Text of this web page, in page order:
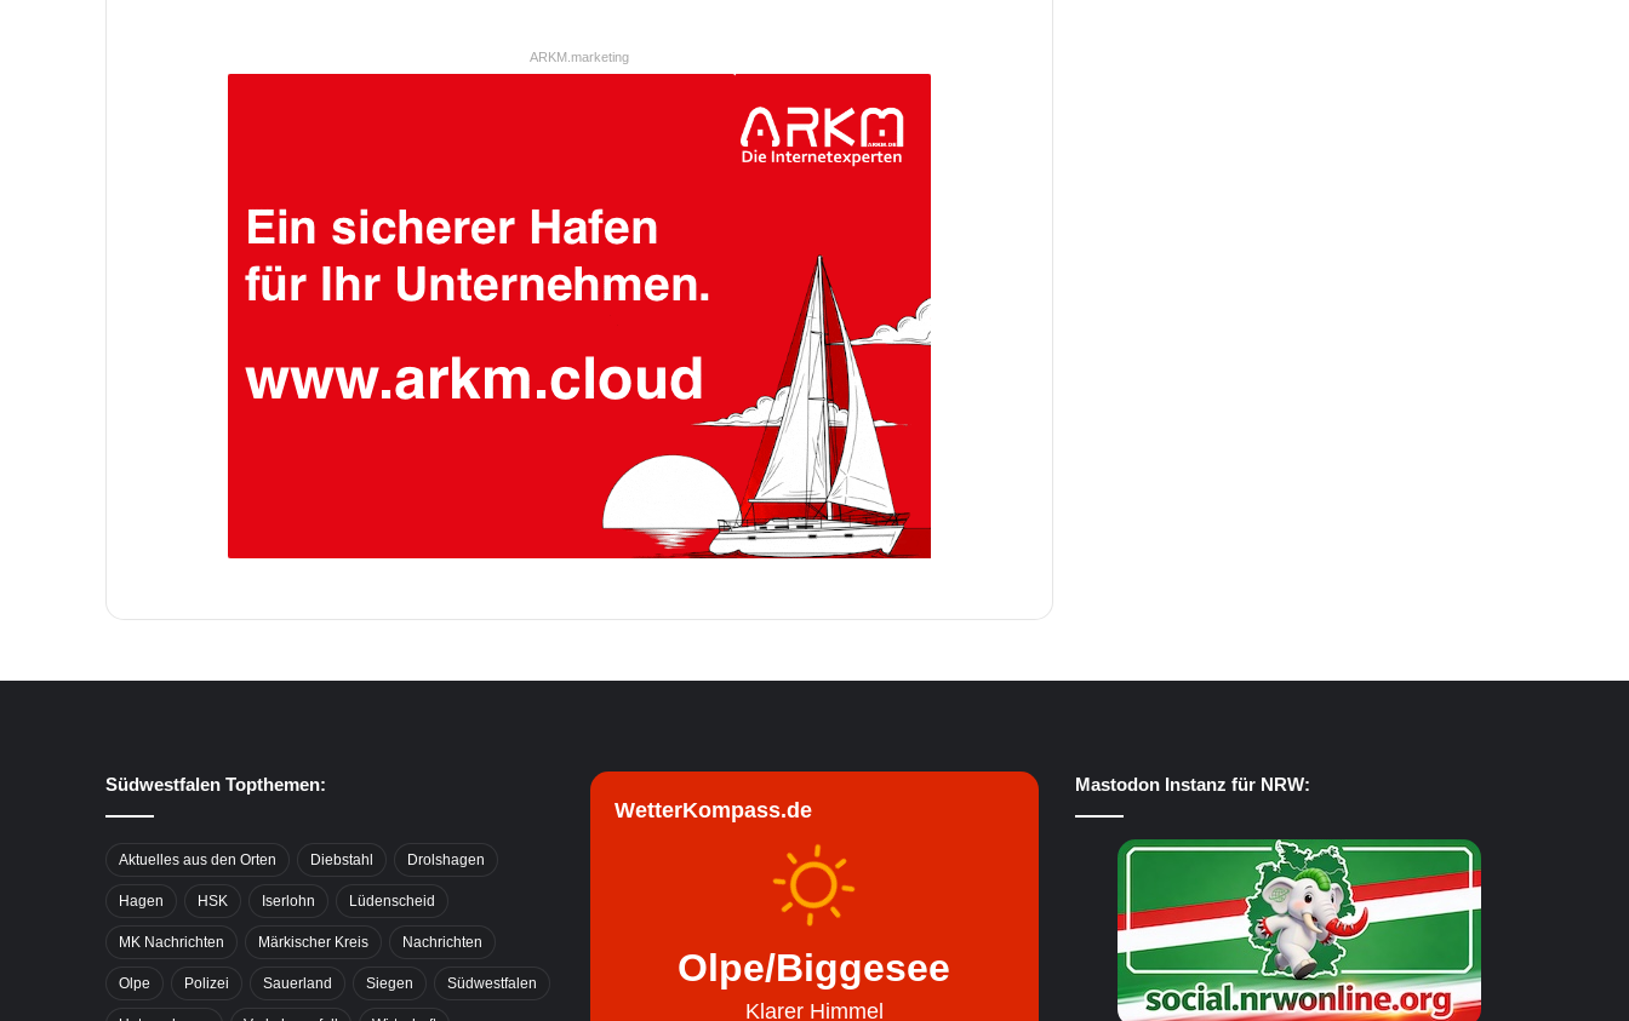
ARKM.marketing
Südwestfalen Topthemen:
Aktuelles aus den Orten Diebstahl Drolshagen
Hagen HSK Iserlohn Lüdenscheid
MK Nachrichten Märkischer Kreis Nachrichten
Olpe Polizei Sauerland Siegen Südwestfalen
WetterKompass.de
Olpe/Biggesee
Klarer Himmel
Mastodon Instanz für NRW: